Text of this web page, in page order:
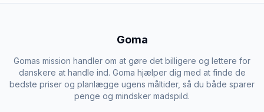
Goma
Gomas mission handler om at gøre det billigere og lettere for
danskere at handle ind. Goma hjælper dig med at finde de
bedste priser og planlægge ugens måltider, så du både sparer
penge og mindsker madspild.